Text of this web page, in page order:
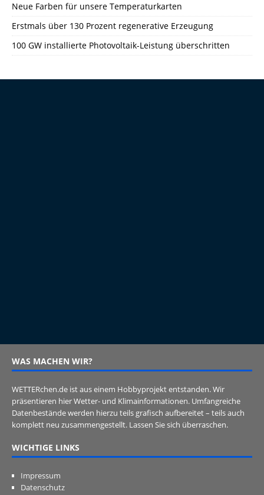
Neue Farben für unsere Temperaturkarten
Erstmals über 130 Prozent regenerative Erzeugung
100 GW installierte Photovoltaik-Leistung überschritten
WAS MACHEN WIR?
WETTERchen.de ist aus einem Hobbyprojekt entstanden. Wir
präsentieren hier Wetter- und Klimainformationen. Umfangreiche
Datenbestände werden hierzu teils grafisch aufbereitet – teils auch
komplett neu zusammengestellt. Lassen Sie sich überraschen.
WICHTIGE LINKS
Impressum
Datenschutz